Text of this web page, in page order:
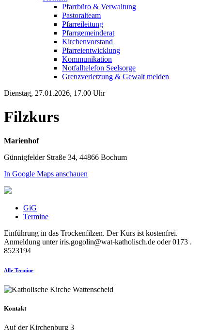
Pfarrbüro & Verwaltung
Pastoralteam
Pfarreileitung
Pfarrgemeinderat
Kirchenvorstand
Pfarreientwicklung
Kommunikation
Notfalltelefon Seelsorge
Grenzverletzung & Gewalt melden
Dienstag, 27.01.2026, 17.00 Uhr
Filzkurs
Marienhof
Günnigfelder Straße 34, 44866 Bochum
In Google Maps anschauen
GiG
Termine
Einführung in das Trockenfilzen. Der Kurs ist kostenfrei.
Anmeldung unter iris.gogolin@wat-katholisch.de oder 0173 .
8523194
Alle Termine
Kontakt
Auf der Kirchenburg 3